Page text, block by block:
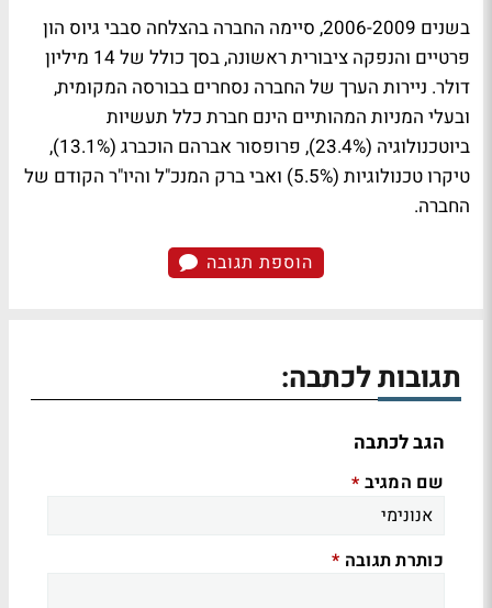
בשנים 2006-2009, סיימה החברה בהצלחה סבבי גיוס הון
פרטיים והנפקה ציבורית ראשונה, בסך כולל של 14 מיליון
דולר. ניירות הערך של החברה נסחרים בבורסה המקומית,
ובעלי המניות המהותיים הינם חברת כלל תעשיות
ביוטכנולוגיה (23.4%), פרופסור אברהם הוכברג (13.1%),
טיקרו טכנולוגיות (5.5%) ואבי ברק המנכ"ל והיו"ר הקודם של
החברה.
הוספת תגובה
תגובות לכתבה:
הגב לכתבה
שם המגיב *
כותרת תגובה *